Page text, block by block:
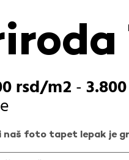
rsd -3.800
naš foto tapet lepak je